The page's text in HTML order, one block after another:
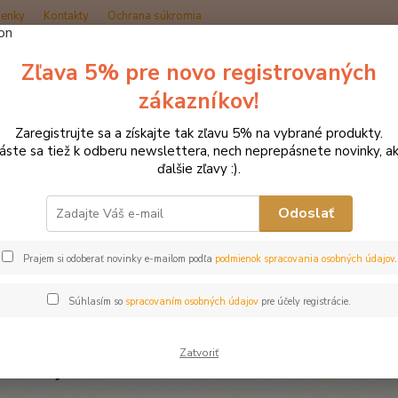
Kontakty Ochrana súkromia
Hľadať
KONE ĽUĎOM
ĽUĎOM
nakúpiť krmivo , ktoré potrebujú v OZ. Za každý nákup budeme
uviesť OZ KONE ĽUĎOM!Doprava osobný odber
Zľava 5% pre novo registrovaných
zákazníkov!
Zaregistrujte sa a získajte tak zľavu 5% na vybrané produkty.
sa tiež k odberu newslettera, nech neprepásnete novinky,
ďalšie zľavy :).
Odoslať
Prajem si odoberať novinky e-mailom podľa podmienok spracovania osobných údajov.
Súhlasím so spracovaním osobných údajov pre účely registrácie.
Zatvoriť